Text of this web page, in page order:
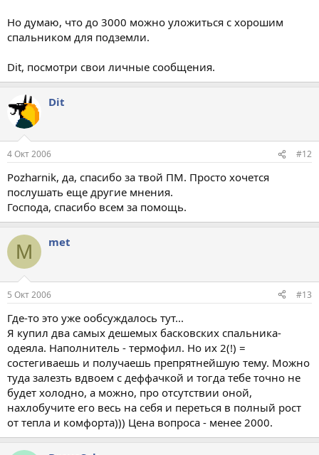
Но думаю, что до 3000 можно уложиться с хорошим
спальником для подземли.
Dit, посмотри свои личные сообщения.
Dit
4 Окт 2006 #12
Pozharnik, да, спасибо за твой ПМ. Просто хочется
послушать еще другие мнения.
Господа, спасибо всем за помощь.
M met
5 Окт 2006 #13
Где-то это уже ообсуждалось тут...
Я купил два самых дешемых басковских спальника-
одеяла. Наполнитель - термофил. Но их 2(!) =
состегиваешь и получаешь препрятнейшую тему. Можно
туда залезть вдвоем с деффачкой и тогда тебе точно не
будет холодно, а можно, про отсутствии оной,
нахлобучите его весь на себя и переться в полный рост
от тепла и комфорта))) Цена вопроса - менее 2000.